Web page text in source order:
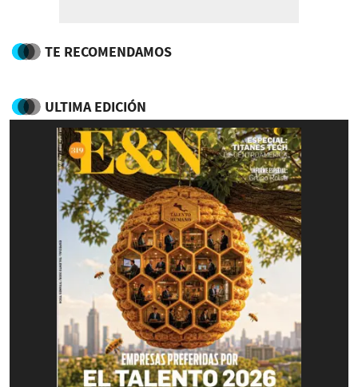
TE RECOMENDAMOS
ULTIMA EDICIÓN